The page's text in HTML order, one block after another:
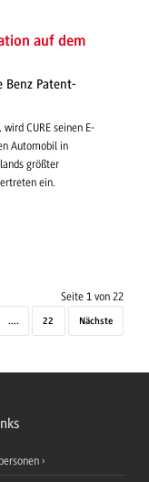
auf dem
Benz Patent-
CURE seinen E-
Automobil in
größter
ein.
Seite 1 von 22
.... 22 Nächste